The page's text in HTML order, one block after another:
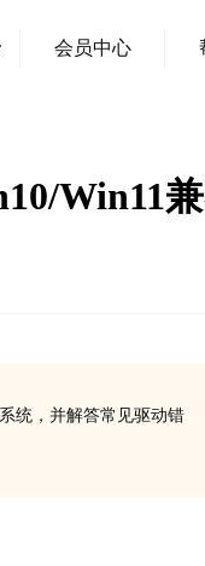
会员中心
Win11
统，并解答常见驱动错